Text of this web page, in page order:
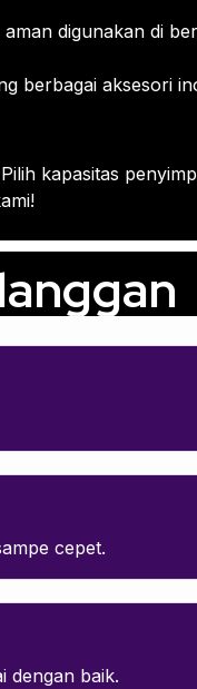
digunakan di
berbagai aksesori
kapasitas
cepet.
dengan baik.